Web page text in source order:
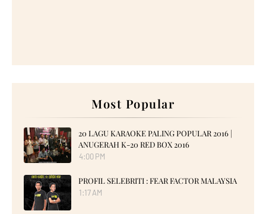
Most Popular
20 LAGU KARAOKE PALING POPULAR 2016 |
ANUGERAH K-20 RED BOX 2016
4:00 PM
PROFIL SELEBRITI : FEAR FACTOR MALAYSIA
1:17 AM